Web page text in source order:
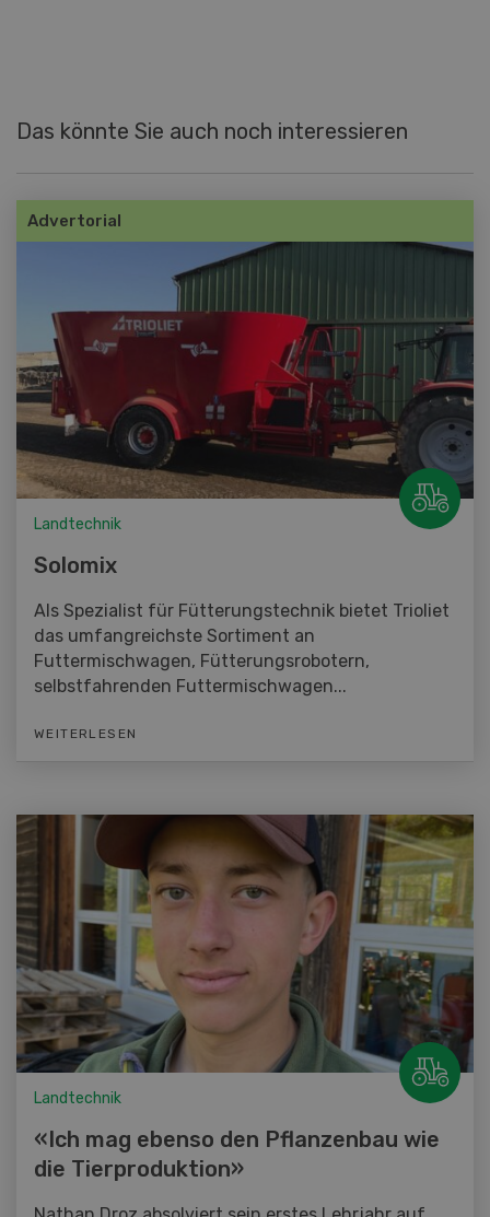
Das könnte Sie auch noch interessieren
Advertorial
Landtechnik
Solomix
Als Spezialist für Fütterungstechnik bietet Trioliet
das umfangreichste Sortiment an
Futtermischwagen, Fütterungsrobotern,
selbstfahrenden Futtermischwagen...
WEITERLESEN
Landtechnik
«Ich mag ebenso den Pflanzenbau wie
die Tierproduktion»